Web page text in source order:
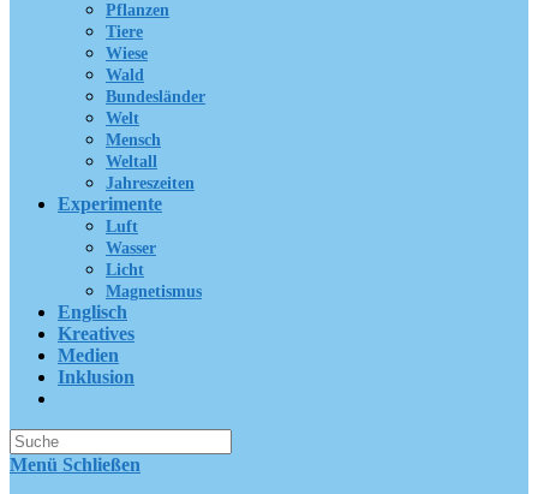
Pflanzen
Tiere
Wiese
Wald
Bundesländer
Welt
Mensch
Weltall
Jahreszeiten
Experimente
Luft
Wasser
Licht
Magnetismus
Englisch
Kreatives
Medien
Inklusion
Suche
nach:
Menü Schließen